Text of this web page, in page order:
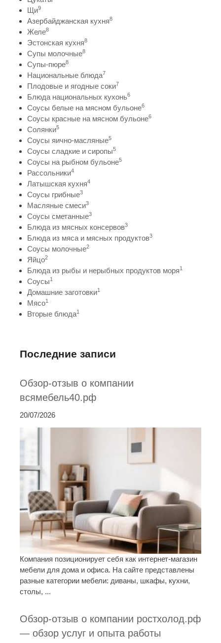
Щи9
Азербайджанская кухня8
Желе8
Эстонская кухня8
Супы молочные8
Супы-пюре8
Национальные блюда7
Плодовые и ягодные соки7
Блюда национальных кухонь6
Соусы белые на мясном бульоне6
Соусы красные на мясном бульоне6
Солянки5
Соусы яично-масляные5
Соусы сладкие и сиропы5
Соусы на рыбном бульоне5
Рассольники4
Латышская кухня4
Соусы грибные3
Масляные смеси3
Соусы сметанные3
Блюда из мясных консервов3
Блюда из мяса и мясных продуктов3
Соусы молочные2
Яйцо2
Блюда из рыбы и нерыбных продуктов моря1
Соусы1
Домашние заготовки1
Мясо1
Вторые блюда1
Последние записи
Обзор-отзыв о компании
всямебель40.рф
20/07/2026
Компания позиционирует себя как интернет-магазин
мебели для дома и офиса. На сайте представлены
разные категории мебели: диваны, шкафы, кухни,
столы, ...
Обзор-отзыв о компании ростхолод.рф
— обзор услуг и опыта работы